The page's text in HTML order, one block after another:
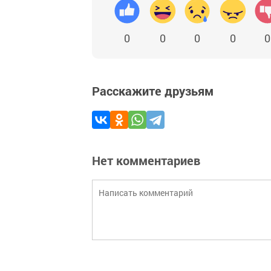
0 0 0 0 0
Расскажите друзьям
Нет комментариев